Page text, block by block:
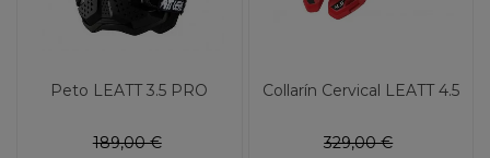
Peto LEATT 3.5 PRO
189,00 €
Collarín Cervical LEATT 4.5
329,00 €